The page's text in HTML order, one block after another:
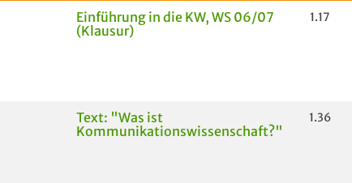
Einführung in die KW, WS 06/07
(Klausur)
1.17
Text: "Was ist
Kommunikationswissenschaft?"
1.36